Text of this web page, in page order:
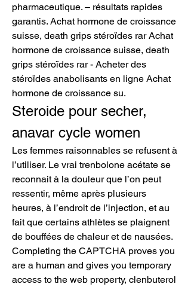
pharmaceutique. – résultats rapides
garantis. Achat hormone de croissance
suisse, death grips stéroïdes rar Achat
hormone de croissance suisse, death
grips stéroïdes rar - Acheter des
stéroïdes anabolisants en ligne Achat
hormone de croissance su.
Steroide pour secher,
anavar cycle women
Les femmes raisonnables se refusent à
l’utiliser. Le vrai trenbolone acétate se
reconnait à la douleur que l’on peut
ressentir, même après plusieurs
heures, à l’endroit de l’injection, et au
fait que certains athlètes se plaignent
de bouffées de chaleur et de nausées.
Completing the CAPTCHA proves you
are a human and gives you temporary
access to the web property, clenbuterol